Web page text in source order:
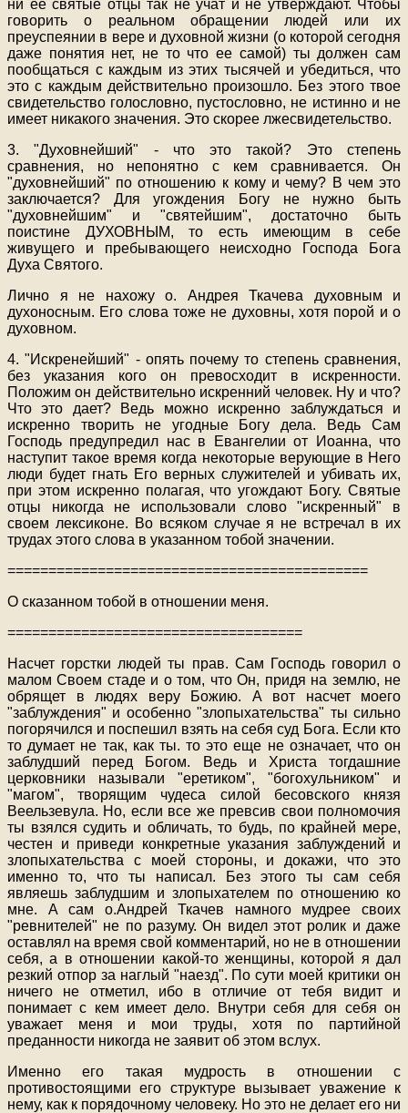
ни ее святые отцы так не учат и не утверждают. Чтобы
говорить о реальном обращении людей или их
преуспеянии в вере и духовной жизни (о которой сегодня
даже понятия нет, не то что ее самой) ты должен сам
пообщаться с каждым из этих тысячей и убедиться, что
это с каждым действительно произошло. Без этого твое
свидетельство голословно, пустословно, не истинно и не
имеет никакого значения. Это скорее лжесвидетельство.
3. "Духовнейший" - что это такой? Это степень
сравнения, но непонятно с кем сравнивается. Он
"духовнейший" по отношению к кому и чему? В чем это
заключается? Для угождения Богу не нужно быть
"духовнейшим" и "святейшим", достаточно быть
поистине ДУХОВНЫМ, то есть имеющим в себе
живущего и пребывающего неисходно Господа Бога
Духа Святого.
Лично я не нахожу о. Андрея Ткачева духовным и
духоносным. Его слова тоже не духовны, хотя порой и о
духовном.
4. "Искренейший" - опять почему то степень сравнения,
без указания кого он превосходит в искренности.
Положим он действительно искренний человек. Ну и что?
Что это дает? Ведь можно искренно заблуждаться и
искренно творить не угодные Богу дела. Ведь Сам
Господь предупредил нас в Евангелии от Иоанна, что
наступит такое время когда некоторые верующие в Него
люди будет гнать Его верных служителей и убивать их,
при этом искренно полагая, что угождают Богу. Святые
отцы никогда не использовали слово "искренный" в
своем лексиконе. Во всяком случае я не встречал в их
трудах этого слова в указанном тобой значении.
============================================
О сказанном тобой в отношении меня.
====================================
Насчет горстки людей ты прав. Сам Господь говорил о
малом Своем стаде и о том, что Он, придя на землю, не
обрящет в людях веру Божию. А вот насчет моего
"заблуждения" и особенно "злопыхательства" ты сильно
погорячился и поспешил взять на себя суд Бога. Если кто
то думает не так, как ты. то это еще не означает, что он
заблудший перед Богом. Ведь и Христа тогдашние
церковники называли "еретиком", "богохульником" и
"магом", творящим чудеса силой бесовского князя
Веельзевула. Но, если все же превсив свои полномочия
ты взялся судить и обличать, то будь, по крайней мере,
честен и приведи конкретные указания заблуждений и
злопыхательства с моей стороны, и докажи, что это
именно то, что ты написал. Без этого ты сам себя
являешь заблудшим и злопыхателем по отношению ко
мне. А сам о.Андрей Ткачев намного мудрее своих
"ревнителей" не по разуму. Он видел этот ролик и даже
оставлял на время свой комментарий, но не в отношении
себя, а в отношении какой-то женщины, которой я дал
резкий отпор за наглый "наезд". По сути моей критики он
ничего не отметил, ибо в отличие от тебя видит и
понимает с кем имеет дело. Внутри себя для себя он
уважает меня и мои труды, хотя по партийной
преданности никогда не заявит об этом вслух.
Именно его такая мудрость в отношении с
противостоящими его структуре вызывает уважение к
нему, как к порядочному человеку. Но это не делает его ни